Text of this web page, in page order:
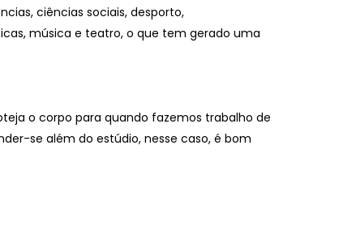
ciências sociais, desporto,
música e teatro, o que tem gerado uma
o corpo para quando fazemos trabalho de
se além do estúdio, nesse caso, é bom